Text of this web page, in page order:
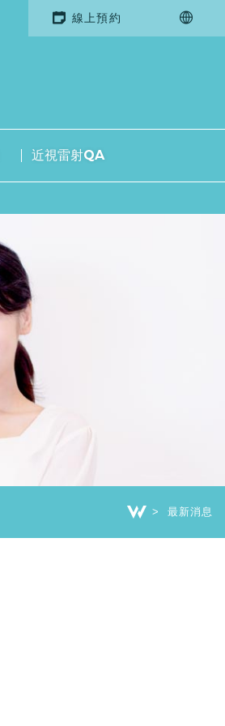
線上預約
近視雷射QA
最新消息